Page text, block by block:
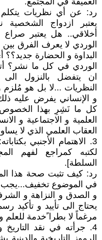
رد: عن أي نظريات
يعتبر ازدواج
أخلاقي.. هل يعتبر صراع
الوردي لا يعرف الفرق
البداوة و الحضارة
الوردي في كل ما نشر؟
ان يتفضل بالنزول الى
النظريات ...لا بل هو
و الإنساني يفرض عليه
كل ما نَشِرِ بهذا الخصوص
العلمية و الاجتماعية و
العقاب العلمي الذي لا
3. الاهتمام الأجنبي
لكتبه كمراجع لفهم
السلطة].
رد: كيف تثبت صحة هذا
في الموضوع تخفيف...يجب
و الصدق و النزاهة و
يحتاج الى تأييد و تأكيد
مرغماً لا بطرا ًخدمة للعلم
4. جرأته في نقد